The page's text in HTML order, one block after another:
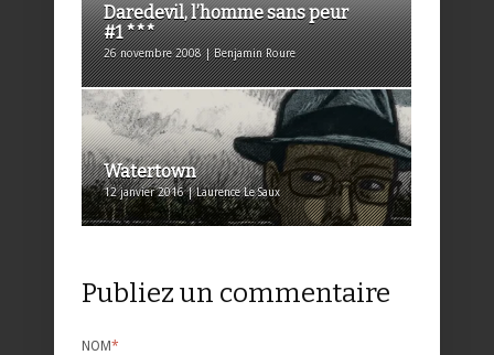
Daredevil, l’homme sans peur
#1 ***
26 novembre 2008 | Benjamin Roure
Watertown
12 janvier 2016 | Laurence Le Saux
Publiez un commentaire
NOM*